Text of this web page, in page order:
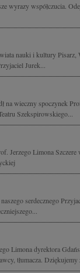
wyrazy współczucia.
nauki i kultury Pisarz,
Jurek...
na wieczny spoczynek
Szekspirowskiego...
Jerzego Limona Szczere
serdecznego
Limona dyrektora
tłumacza. Dziękujemy